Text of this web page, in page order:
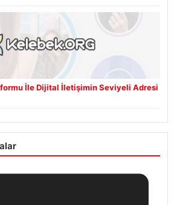
İle Dijital İletişimin Seviyeli Adresi